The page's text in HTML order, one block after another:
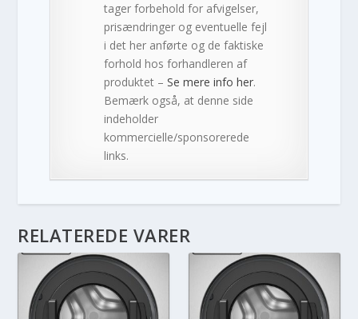
tager forbehold for afvigelser,
prisændringer og eventuelle fejl
i det her anførte og de faktiske
forhold hos forhandleren af
produktet –Se mere info her.
Bemærk også, at denne side
indeholder
kommercielle/sponsorerede
links.
RELATEREDE VARER